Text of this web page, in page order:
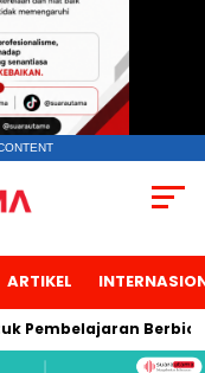
ARTIKEL
Berbicara